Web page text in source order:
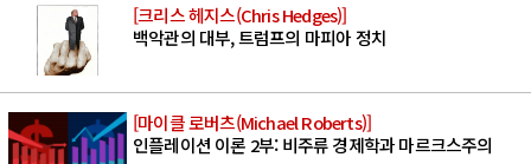
[크리스 헤지스(Chris Hedges)]
백악관의 대부, 트럼프의 마피아 정치
[마이클 로버츠(Michael Roberts)]
인플레이션 이론 2부: 비주류 경제학과 마르크스주의